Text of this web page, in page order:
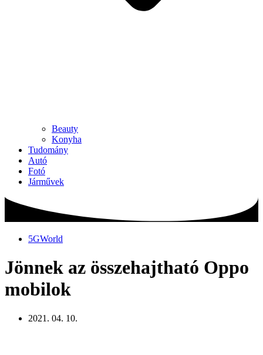
Beauty
Konyha
Tudomány
Autó
Fotó
Járművek
5GWorld
Jönnek az összehajtható Oppo
mobilok
2021. 04. 10.